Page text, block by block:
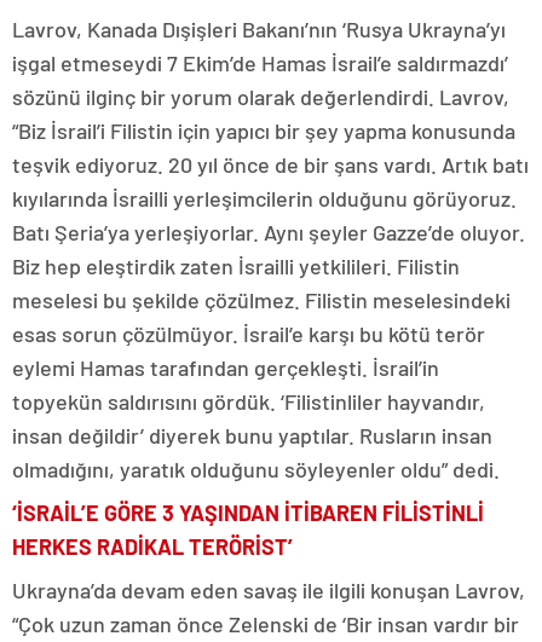
Lavrov, Kanada Dışişleri Bakanı’nın ‘Rusya Ukrayna’yı
işgal etmeseydi 7 Ekim’de Hamas İsrail’e saldırmazdı’
sözünü ilginç bir yorum olarak değerlendirdi. Lavrov,
“Biz İsrail’i Filistin için yapıcı bir şey yapma konusunda
teşvik ediyoruz. 20 yıl önce de bir şans vardı. Artık batı
kıyılarında İsrailli yerleşimcilerin olduğunu görüyoruz.
Batı Şeria’ya yerleşiyorlar. Aynı şeyler Gazze’de oluyor.
Biz hep eleştirdik zaten İsrailli yetkilileri. Filistin
meselesi bu şekilde çözülmez. Filistin meselesindeki
esas sorun çözülmüyor. İsrail’e karşı bu kötü terör
eylemi Hamas tarafından gerçekleşti. İsrail’in
topyekün saldırısını gördük. ‘Filistinliler hayvandır,
insan değildir’ diyerek bunu yaptılar. Rusların insan
olmadığını, yaratık olduğunu söyleyenler oldu” dedi.
‘İSRAİL’E GÖRE 3 YAŞINDAN İTİBAREN FİLİSTİNLİ
HERKES RADİKAL TERÖRİST’
Ukrayna’da devam eden savaş ile ilgili konuşan Lavrov,
“Çok uzun zaman önce Zelenski de ‘Bir insan vardır bir